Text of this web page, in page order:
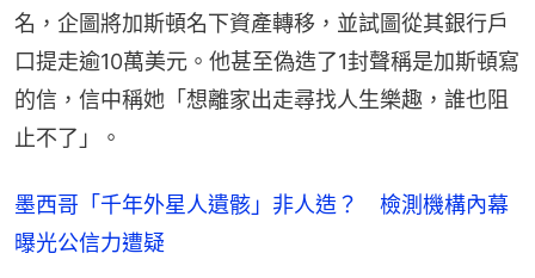
名，企圖將加斯頓名下資產轉移，並試圖從其銀行戶
口提走逾10萬美元。他甚至偽造了1封聲稱是加斯頓寫
的信，信中稱她「想離家出走尋找人生樂趣，誰也阻
止不了」。
墨西哥「千年外星人遺骸」非人造？ 檢測機構內幕
曝光公信力遭疑